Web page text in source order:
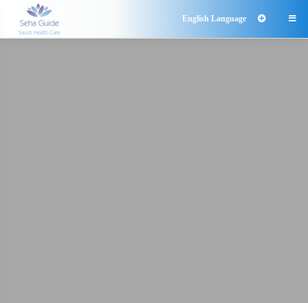

English Language